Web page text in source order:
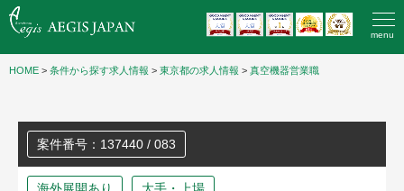
menu
HOME > 条件から探す求人情報 > 東京都の求人情報 > 真空機器営業職
案件番号：137440 / 083